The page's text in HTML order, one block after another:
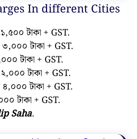
In different Cities
টাকা + GST.
৩,০০০ টাকা + GST.
টাকা + GST.
টাকা + GST.
৪,০০০ টাকা + GST.
টাকা + GST.
Saha.